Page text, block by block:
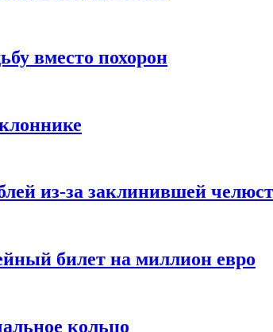
вместо похорон
из-за заклинившей
билет на миллион евро
кольцо